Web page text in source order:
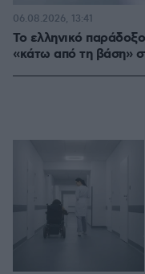
Το ελληνικό
«κάτω από τη βάση»
06.08.2026, 13:41